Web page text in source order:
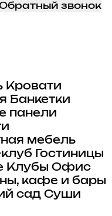
звонок
Кровати
Банкетки
панели
мебель
Гостиницы
Клубы Офис
кафе и бары
сад Суши